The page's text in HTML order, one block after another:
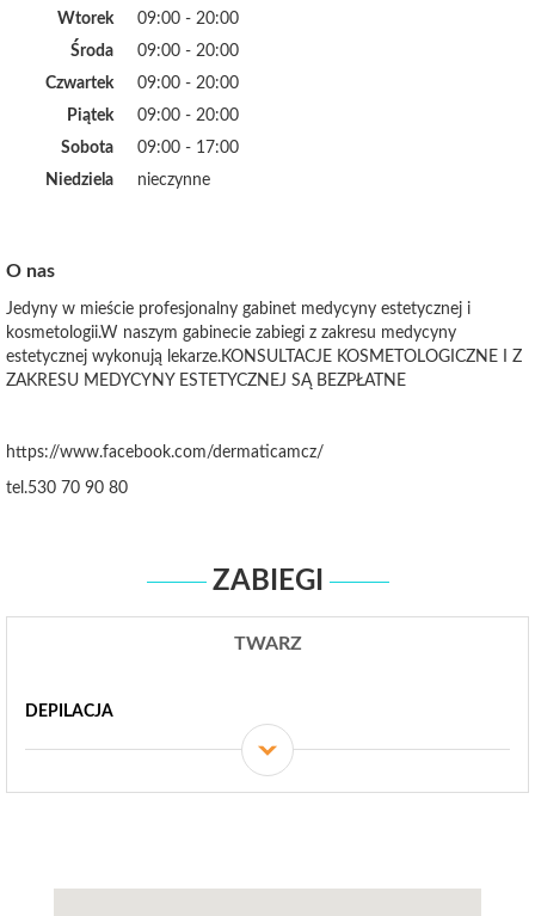
Wtorek
09:00 - 20:00
Środa
09:00 - 20:00
Czwartek
09:00 - 20:00
Piątek
09:00 - 20:00
Sobota
09:00 - 17:00
Niedziela
nieczynne
O nas
Jedyny w mieście profesjonalny gabinet medycyny estetycznej i
kosmetologii.W naszym gabinecie zabiegi z zakresu medycyny
estetycznej wykonują lekarze.KONSULTACJE KOSMETOLOGICZNE I Z
ZAKRESU MEDYCYNY ESTETYCZNEJ SĄ BEZPŁATNE
https://www.facebook.com/dermaticamcz/
tel.530 70 90 80
ZABIEGI
TWARZ
DEPILACJA